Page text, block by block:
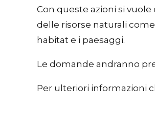
Con queste azioni si
delle risorse naturali
habitat e i paesaggi.
Le domande andranno
Per ulteriori informazioni